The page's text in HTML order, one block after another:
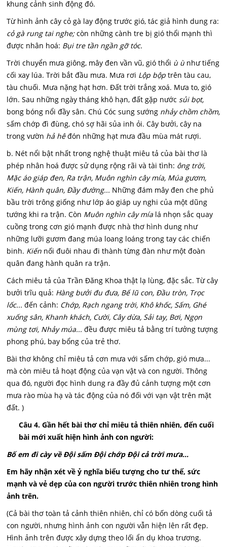
khung cảnh sinh động đó.
Từ hình ảnh cây cỏ gà lay động trước gió, tác giả hình dung ra:
cỏ gà rung tai nghe;còn những cành tre bị gió thổi mạnh thì
được nhân hoá: Bụi tre tần ngần gỡ tóc.
Trời chuyển mưa giông, mây đen vần vũ, gió thổi ù ùnhư tiếng
cối xay lúa. Trời bắt đầu mưa. Mưa rơi Lộp bộp trên tàu cau,
tàu chuối. Mưa nặng hạt hơn. Đất trời trắng xoá. Mưa to, gió
lớn. Sau những ngày tháng khô hạn, đất gặp nước sủi bọt,
bong bóng nổi đầy sân. Chú Cóc sung sướng nhảy chồm chồm,
sấm chớp đì đùng, chó sợ hãi sủa inh ỏi. Cây bưởi, cây na
trong vườn hả hêđón những hạt mưa đầu mùa mát rượi.
b. Nét nổi bật nhất trong nghệ thuật miêu tả của bài thơ là
phép nhân hoá được sử dụng rộng rãi và tài tình: ông trời,
Mặc áo giáp đen, Ra trận, Muôn nghìn cây mía, Múa gươm,
Kiến, Hành quân, Đầy đường... Những đám mây đen che phủ
bầu trời trông giống như lớp áo giáp uy nghi của một dũng
tướng khi ra trận. Còn Muôn nghìn cây mía lá nhọn sắc quay
cuồng trong cơn gió mạnh được nhà thơ hình dung như
những lưỡi gươm đang múa loang loáng trong tay các chiến
binh. Kiến nối đuôi nhau đi thành từng đàn như một đoàn
quân đang hành quân ra trận.
Cách miêu tả của Trần Đăng Khoa thật lạ lùng, đặc sắc. Từ cây
bưởi trĩu quả: Hàng bưởi đu đưa, Bế lũ con, Đầu tròn, Trọc
lốc... đến cảnh: Chớp, Rạch ngang trời, Khô khốc, Sấm, Ghé
xuống sân, Khanh khách, Cười, Cây dừa, Sải tay, Bơi, Ngọn
mùng tơi, Nhảy múa... đều được miêu tả bằng trí tưởng tượng
phong phú, bay bổng của trẻ thơ.
Bài thơ không chỉ miêu tả cơn mưa với sấm chớp, gió mưa...
mà còn miêu tả hoạt động của vạn vật và con người. Thông
qua đó, người đọc hình dung ra đầy đủ cảnh tượng một cơn
mưa rào mùa hạ và tác động của nó đối với vạn vật trên mặt
đất. )
Câu 4. Gần hết bài thơ chỉ miêu tả thiên nhiên, đến cuối
bài mới xuất hiện hình ảnh con người:
Bố em đi cày về Đội sấm Đội chớp Đội cả trời mưa...
Em hãy nhận xét về ỷ nghĩa biểu tượng cho tư thế, sức
mạnh và vẻ dẹp của con người trước thiên nhiên trong hình
ảnh trên.
(Cả bài thơ toàn tả cảnh thiên nhiên, chỉ có bốn dòng cuối tả
con người, nhưng hình ảnh con người vẫn hiện lên rất đẹp.
Hình ảnh trên được xây dựng theo lối ẩn dụ khoa trương.